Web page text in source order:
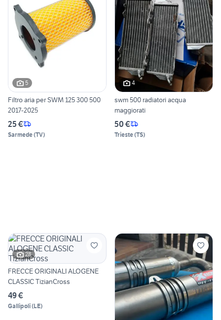
5
Filtro aria per SWM 125 300 500
2017-2025
25 €
Sarmede(TV)
4
swm 500 radiatori acqua
maggiorati
50 €
Trieste(TS)
28
FRECCE ORIGINALI ALOGENE
CLASSIC TizianCross
49 €
Gallipoli(LE)